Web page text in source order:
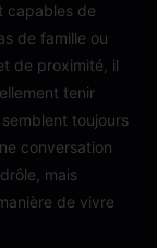
capables de
de famille ou
de proximité, il
tenir
toujours
conversation
mais
de vivre